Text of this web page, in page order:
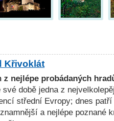
Křivoklát
z nejlépe probádaných
době jedna z
střední Evropy; dnes
a nejlépe poznané